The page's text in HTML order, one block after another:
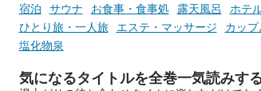
宿泊 サウナ お食事・食事処 露天風呂 ホテ
ひとり旅・一人旅
エステ・マッサージ カップ
塩化物泉
気になるタイトルを全巻一気読みす